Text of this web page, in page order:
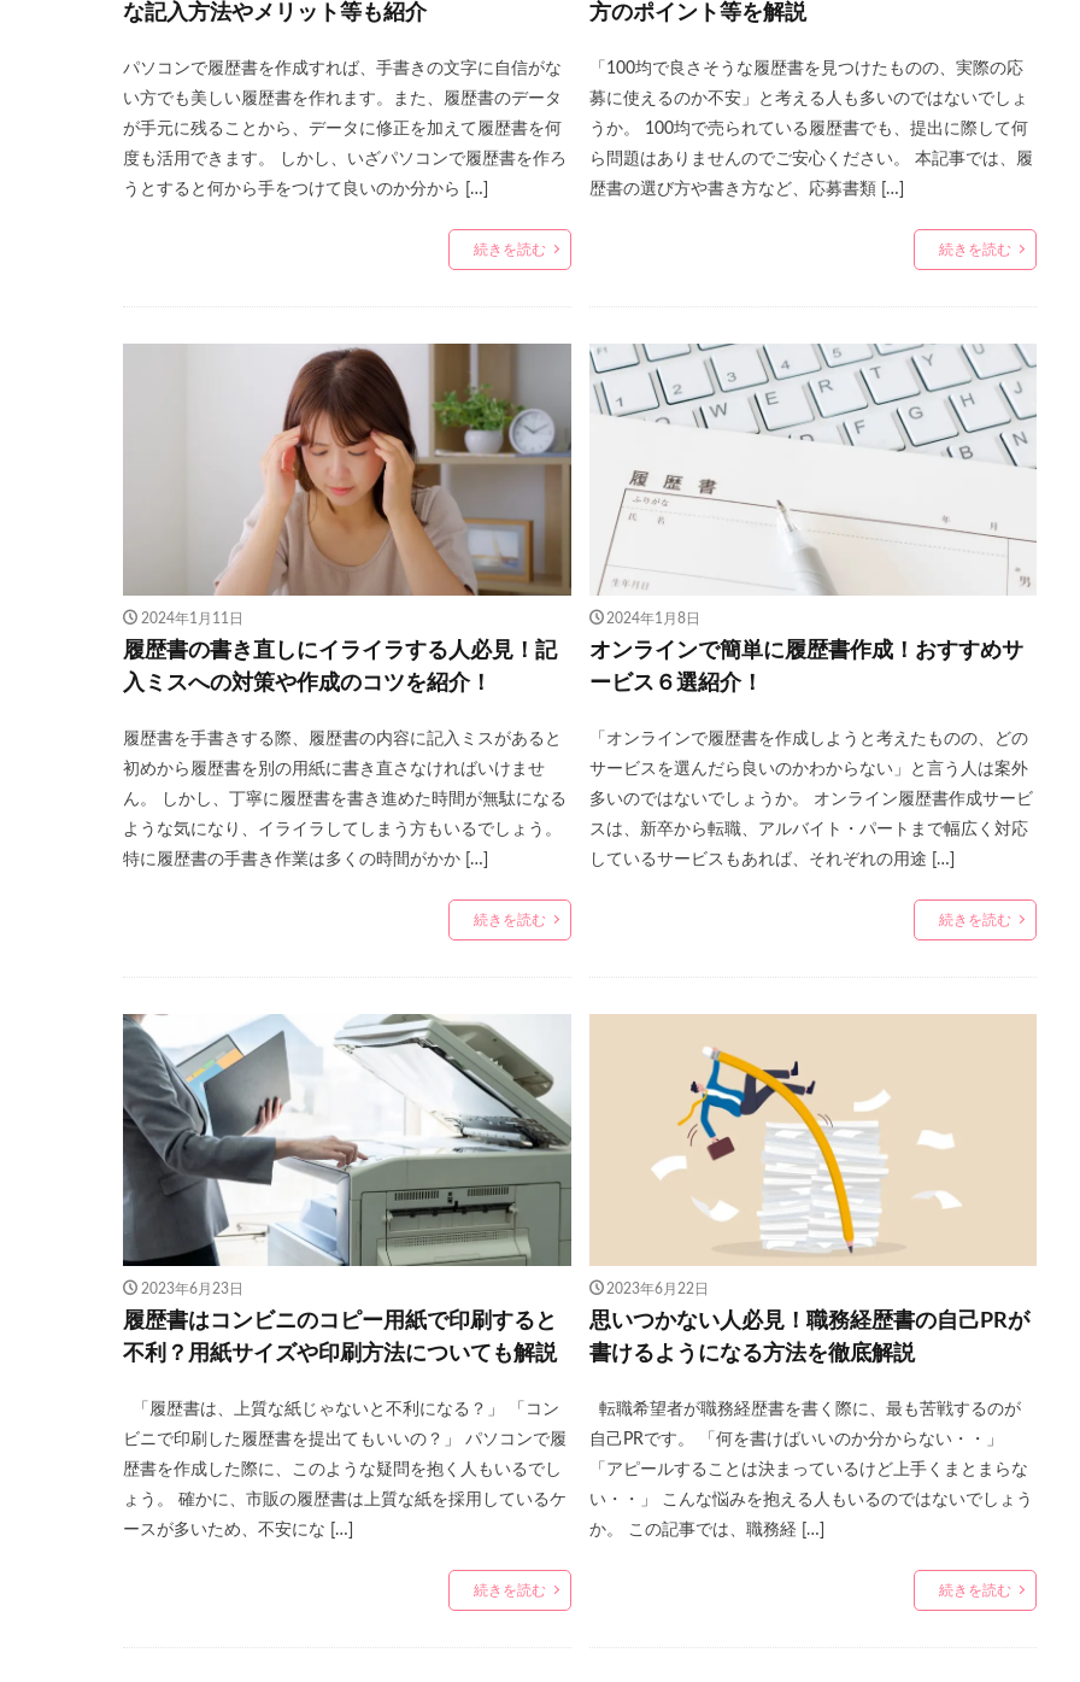
な記入方法やメリット等も紹介
パソコンで履歴書を作成すれば、手書きの文字に自信がな
い方でも美しい履歴書を作れます。また、履歴書のデータ
が手元に残ることから、データに修正を加えて履歴書を何
度も活用できます。 しかし、いざパソコンで履歴書を作ろ
うとすると何から手をつけて良いのか分から […]
続きを読む
方のポイント等を解説
「100均で良さそうな履歴書を見つけたものの、実際の応
募に使えるのか不安」と考える人も多いのではないでしょ
うか。 100均で売られている履歴書でも、提出に際して何
ら問題はありませんのでご安心ください。 本記事では、履
歴書の選び方や書き方など、応募書類 […]
続きを読む
2024年1月11日
履歴書の書き直しにイライラする人必見！記
入ミスへの対策や作成のコツを紹介！
履歴書を手書きする際、履歴書の内容に記入ミスがあると
初めから履歴書を別の用紙に書き直さなければいけませ
ん。 しかし、丁寧に履歴書を書き進めた時間が無駄になる
ような気になり、イライラしてしまう方もいるでしょう。
特に履歴書の手書き作業は多くの時間がかか […]
続きを読む
2024年1月8日
オンラインで簡単に履歴書作成！おすすめサ
ービス６選紹介！
「オンラインで履歴書を作成しようと考えたものの、どの
サービスを選んだら良いのかわからない」と言う人は案外
多いのではないでしょうか。 オンライン履歴書作成サービ
スは、新卒から転職、アルバイト・パートまで幅広く対応
しているサービスもあれば、それぞれの用途 […]
続きを読む
2023年6月23日
履歴書はコンビニのコピー用紙で印刷すると
不利？用紙サイズや印刷方法についても解説
「履歴書は、上質な紙じゃないと不利になる？」 「コン
ビニで印刷した履歴書を提出てもいいの？」 パソコンで履
歴書を作成した際に、このような疑問を抱く人もいるでし
ょう。 確かに、市販の履歴書は上質な紙を採用しているケ
ースが多いため、不安にな […]
続きを読む
2023年6月22日
思いつかない人必見！職務経歴書の自己PRが
書けるようになる方法を徹底解説
転職希望者が職務経歴書を書く際に、最も苦戦するのが
自己PRです。 「何を書けばいいのか分からない・・」
「アピールすることは決まっているけど上手くまとまらな
い・・」 こんな悩みを抱える人もいるのではないでしょう
か。 この記事では、職務経 […]
続きを読む